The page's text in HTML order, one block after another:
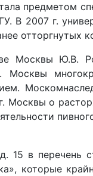
предметом
В 2007 г.
отторгнутых
Москвы Ю.В.
Москвы о
15 в
которые